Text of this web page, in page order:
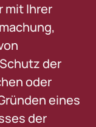
mit Ihrer
der
oder
eines
der